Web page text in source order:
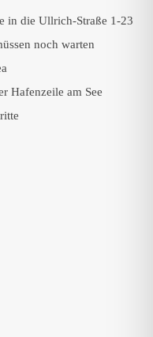
in die Ullrich-Straße 1-23
noch warten
Hafenzeile am See